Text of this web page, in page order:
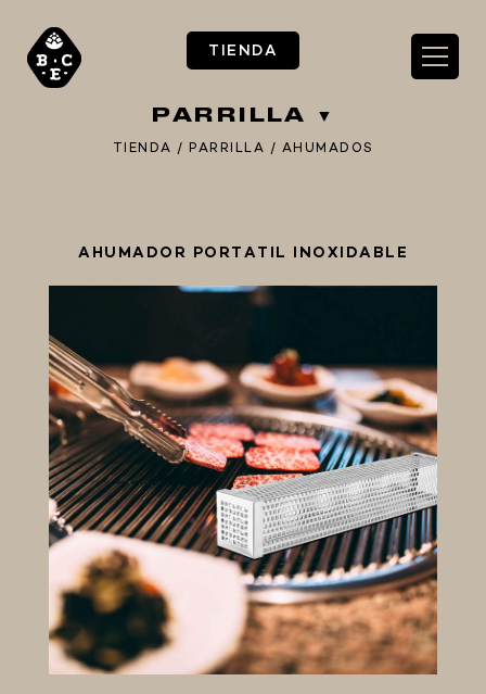
TIENDA
PARRILLA
TIENDA / PARRILLA / AHUMADOS
TERMOMETROS PROFESIONALES
BARRILES
EQUIPOS ELÉCTRICOS
OLLAS
CARBONATACIÓN Y OXIGENACIÓN
MACERACIÓN Y FILTRADO
FERMENTACIÓN Y MADURADO
COCCIÓN Y MEDICIÓN
CONEXIONES
ENVASADO
AHUMADOR PORTATIL INOXIDABLE